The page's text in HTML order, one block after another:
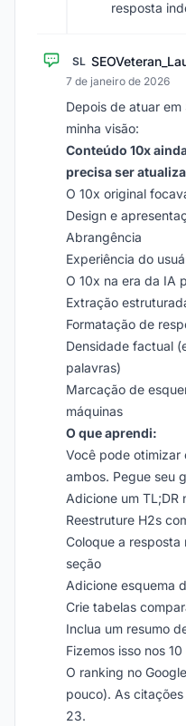
resposta
SL
7 de janeiro de 2026
Depois de atuar
minha visão:
Conteúdo 10x
precisa ser
O 10x original
Design e
Abrangência
Experiência do
O 10x na era da IA
Extração
Formatação de
Densidade factual
palavras)
Marcação de
máquinas
O que aprendi:
Você pode otimizar
ambos. Pegue seu
Adicione um
Reestruture H2s
Coloque a resposta
seção
Adicione esquema
Crie tabelas
Inclua um resumo
Fizemos isso nos
O ranking no
pouco). As
23.